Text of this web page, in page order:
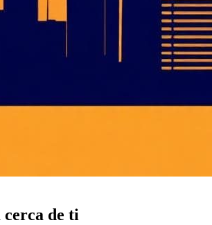
cerca de ti